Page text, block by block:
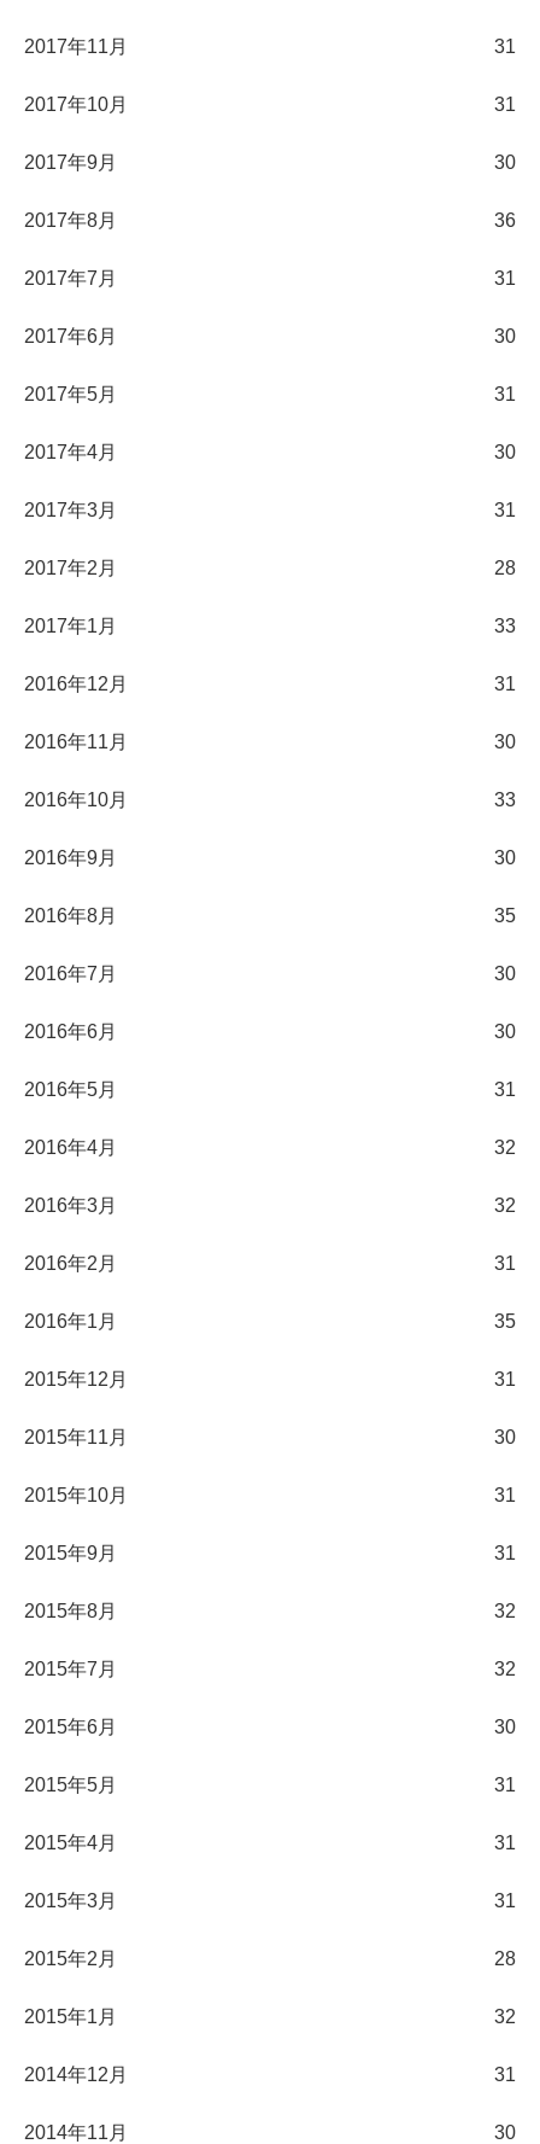
2017年11月 31
2017年10月 31
2017年9月 30
2017年8月 36
2017年7月 31
2017年6月 30
2017年5月 31
2017年4月 30
2017年3月 31
2017年2月 28
2017年1月 33
2016年12月 31
2016年11月 30
2016年10月 33
2016年9月 30
2016年8月 35
2016年7月 30
2016年6月 30
2016年5月 31
2016年4月 32
2016年3月 32
2016年2月 31
2016年1月 35
2015年12月 31
2015年11月 30
2015年10月 31
2015年9月 31
2015年8月 32
2015年7月 32
2015年6月 30
2015年5月 31
2015年4月 31
2015年3月 31
2015年2月 28
2015年1月 32
2014年12月 31
2014年11月 30